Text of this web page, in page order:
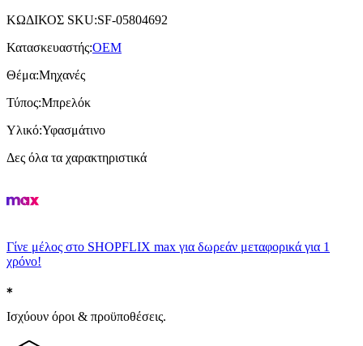
ΚΩΔΙΚΟΣ SKU:SF-05804692
Κατασκευαστής:OEM
Θέμα:Μηχανές
Τύπος:Μπρελόκ
Υλικό:Υφασμάτινο
Δες όλα τα χαρακτηριστικά
Γίνε μέλος στο SHOPFLIX max για δωρεάν μεταφορικά για 1
χρόνο!
Ισχύουν όροι & προϋποθέσεις.